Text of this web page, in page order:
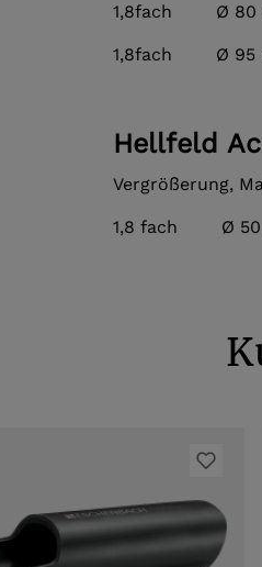
1,8fach Ø 80
1,8fach Ø 95
Hellfeld
Vergrößerung,
1,8 fach Ø 50